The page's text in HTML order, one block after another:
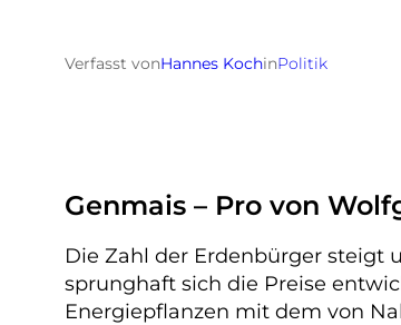
Verfasst vonHannes KochinPolitik
Genmais – Pro von
Die Zahl der Erdenbürger steigt
sprunghaft sich die Preise
Energiepflanzen mit dem von